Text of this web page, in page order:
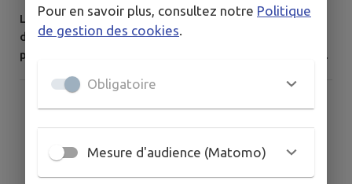
L'agence Postale Communale d'Urmatt sera en congés
du 03 au 22 août 2026. Durant cette période vous
pouvez vous rendre à l'agence Postale la plus proche
Pour en savoir plus, consultez notre Politique
de gestion des cookies
Obligatoire
Mesure d'audience (Matomo)